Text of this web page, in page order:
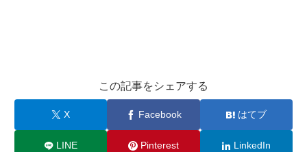
この記事をシェアする
X Facebook はてブ
LINE Pinterest LinkedIn